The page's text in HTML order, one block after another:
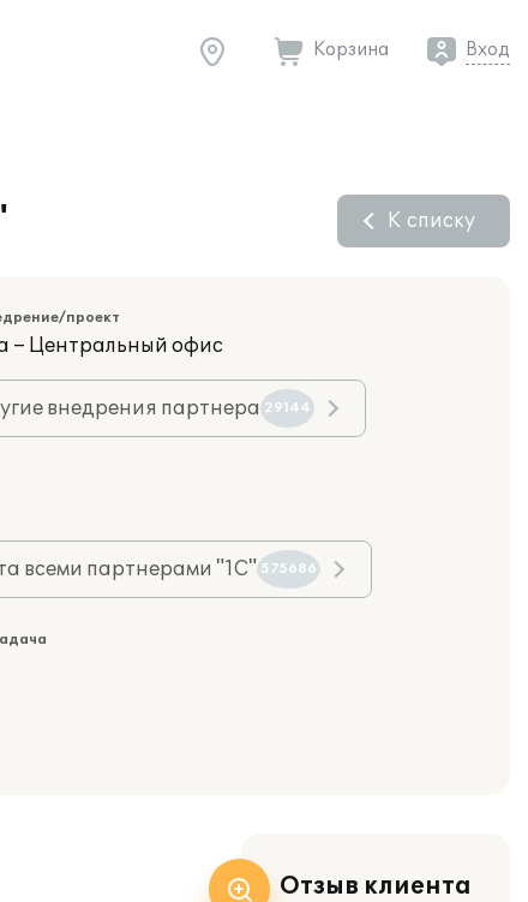
Корзина Вход
К списку
проект
– Центральный офис
внедрения партнера 29144
всеми партнерами "1С" 575686
Отзыв клиента